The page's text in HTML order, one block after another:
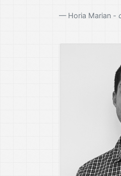
Horia Marian -